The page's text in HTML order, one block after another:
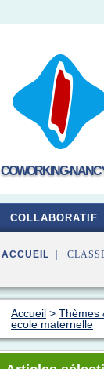
COWORKING-
COLLABORATIF
ACCUEIL |
Accueil > Thèmes
ecole maternelle